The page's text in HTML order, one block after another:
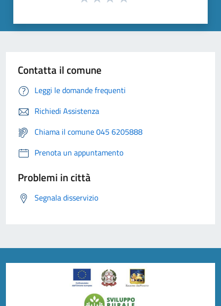
Contatta il comune
Leggi le domande frequenti
Richiedi Assistenza
Chiama il comune 045 6205888
Prenota un appuntamento
Problemi in città
Segnala disservizio